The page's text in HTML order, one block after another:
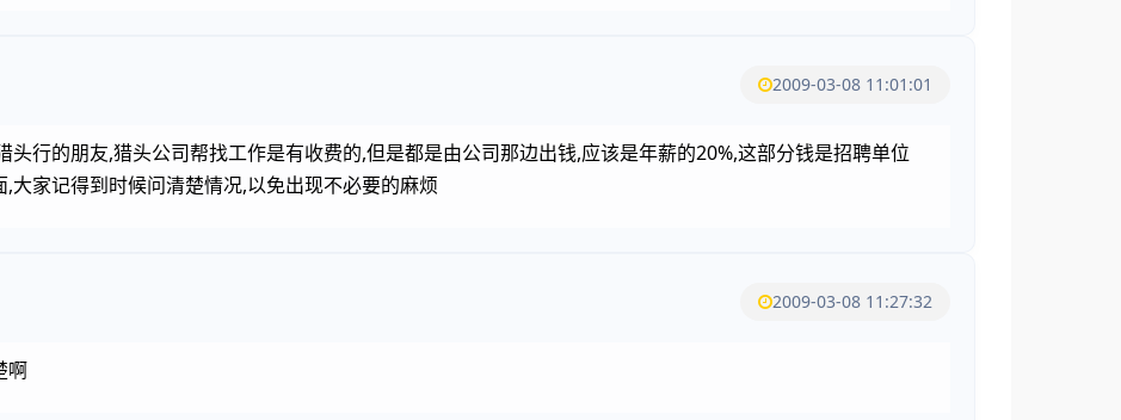
2009-03-08 11:01:01
头行的朋友,猎头公司帮找工作是有收费的,但是都是由公司那边出钱,应该是年薪的20%,这部分钱是招聘单位
大家记得到时候问清楚情况,以免出现不必要的麻烦
2009-03-08 11:27:32
啊